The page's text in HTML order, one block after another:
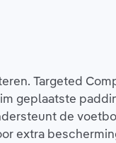
Targeted
geplaatste
de
extra